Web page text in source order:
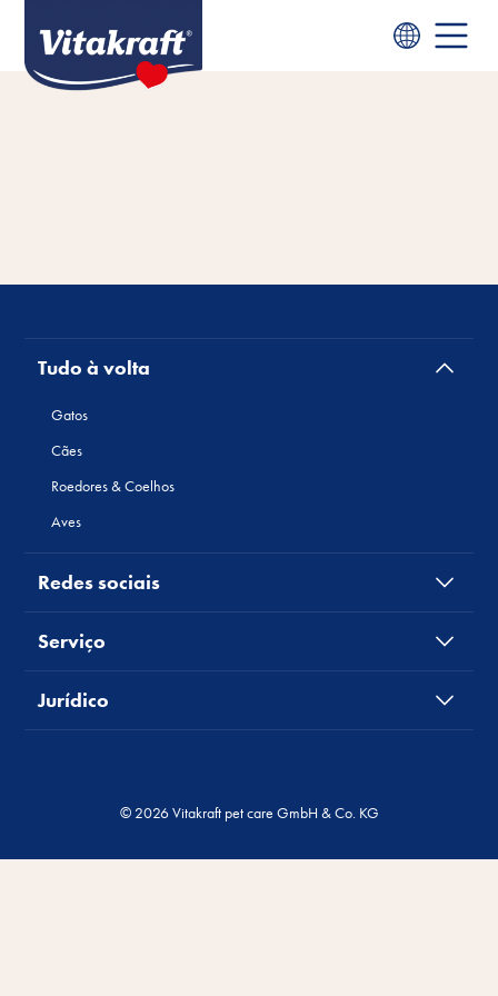
Tudo à volta
Gatos
Cães
Roedores & Coelhos
Aves
Redes sociais
Serviço
Jurídico
© 2026 Vitakraft pet care GmbH & Co. KG